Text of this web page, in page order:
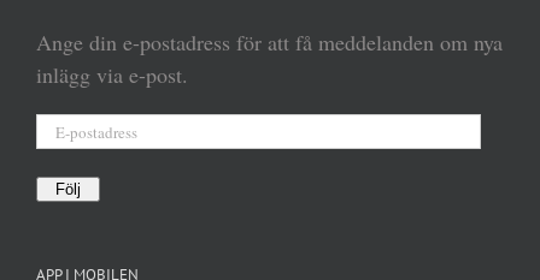
Ange din e-postadress för att få meddelanden om nya
inlägg via e-post.
Följ
APP I MOBILEN